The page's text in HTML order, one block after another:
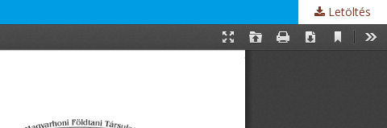
Letöltés